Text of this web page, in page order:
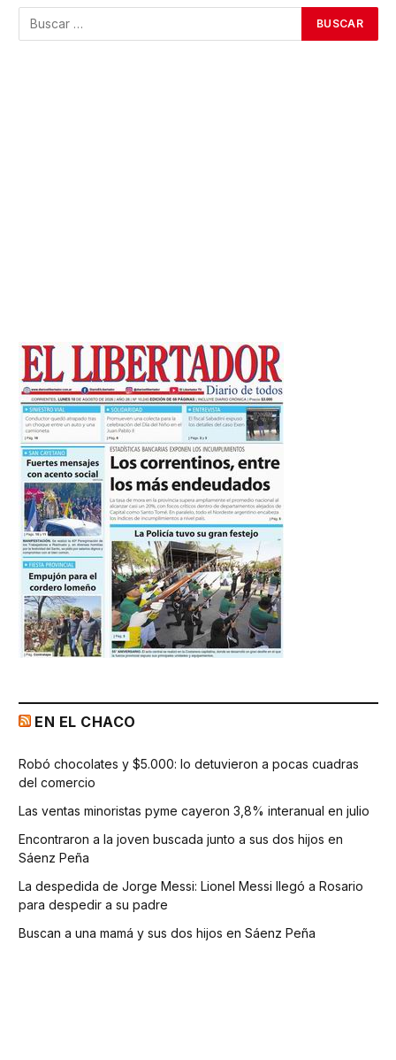
EN EL CHACO
Robó chocolates y $5.000: lo detuvieron a pocas cuadras
del comercio
Las ventas minoristas pyme cayeron 3,8% interanual en julio
Encontraron a la joven buscada junto a sus dos hijos en
Sáenz Peña
La despedida de Jorge Messi: Lionel Messi llegó a Rosario
para despedir a su padre
Buscan a una mamá y sus dos hijos en Sáenz Peña